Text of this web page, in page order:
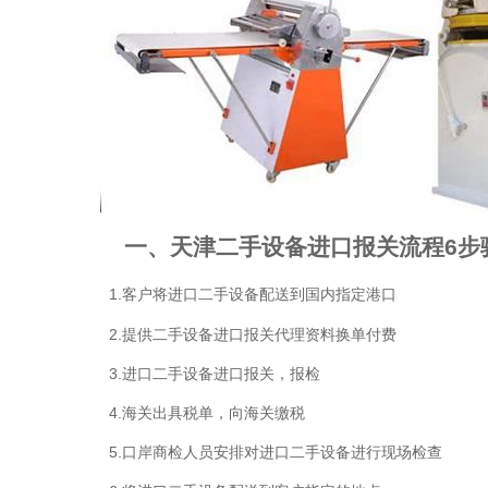
一、 天津二手设备进口报关流程6步
1.客户将进口二手设备配送到国内指定港口
2.提供二手设备进口报关代理资料换单付费
3.进口二手设备进口报关，报检
4.海关出具税单，向海关缴税
5.口岸商检人员安排对进口二手设备进行现场检查